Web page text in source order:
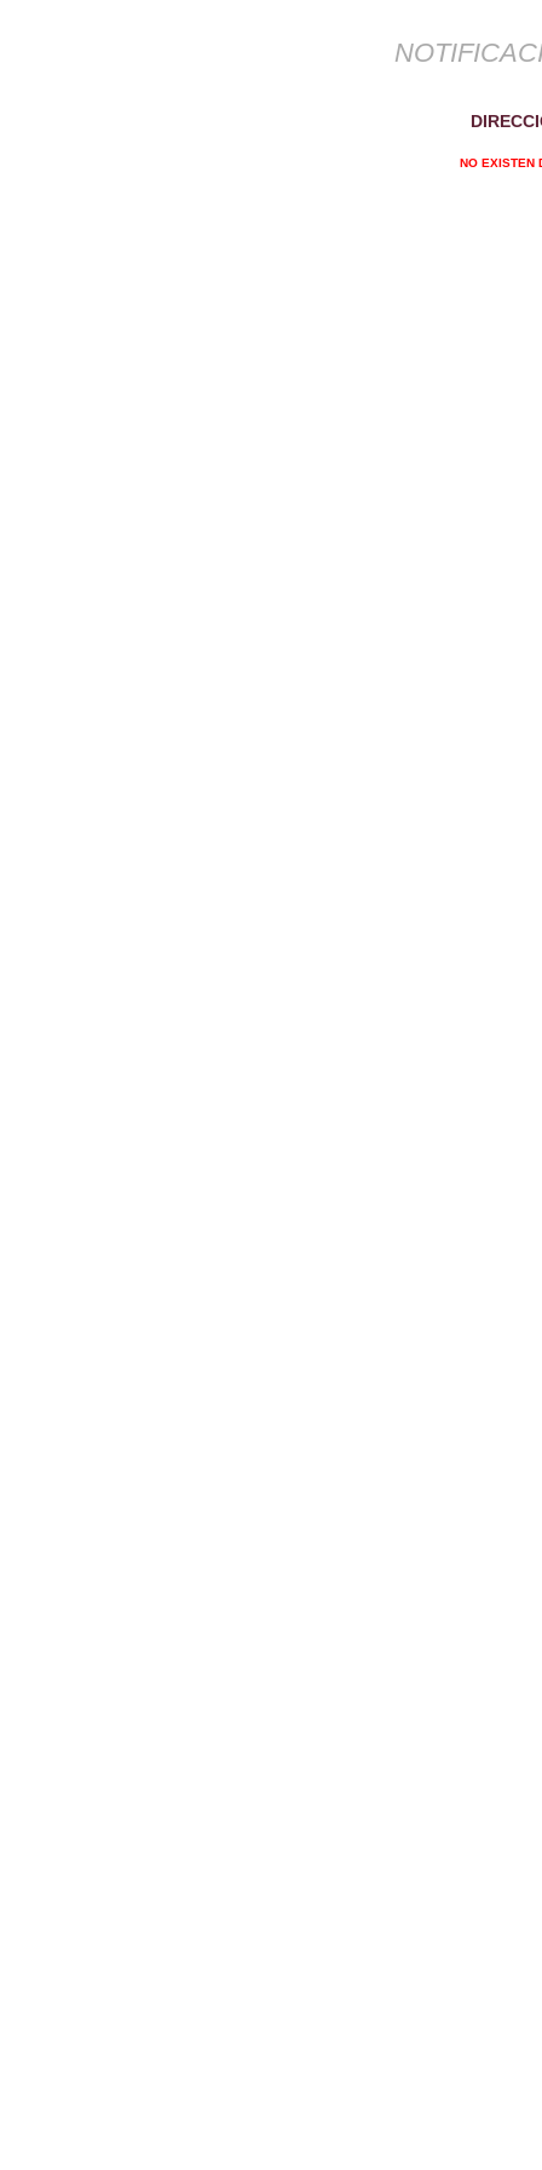
NO EXISTEN